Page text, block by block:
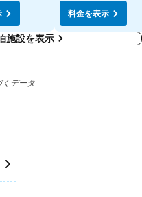
料金を表示
施設を表示
データ